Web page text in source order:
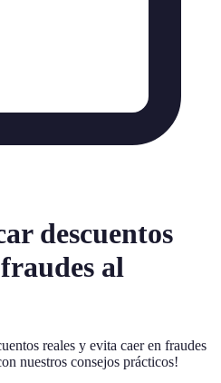
descuentos
al
reales y evita caer en fraudes
nuestros consejos prácticos!